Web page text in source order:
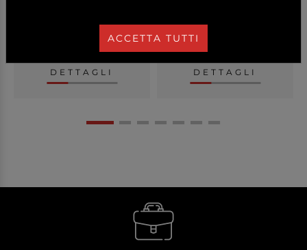
6,80 €
DETTAGLI
a partire da
DETTAGLI
ACCETTA TUTTI